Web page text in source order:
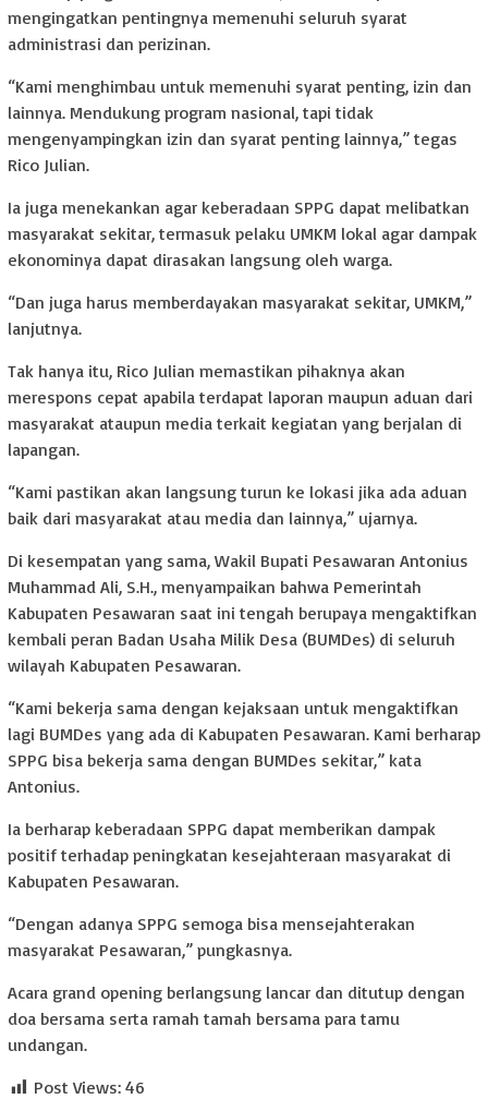
mengingatkan pentingnya memenuhi seluruh syarat
administrasi dan perizinan.
“Kami menghimbau untuk memenuhi syarat penting, izin dan
lainnya. Mendukung program nasional, tapi tidak
mengenyampingkan izin dan syarat penting lainnya,” tegas
Rico Julian.
Ia juga menekankan agar keberadaan SPPG dapat melibatkan
masyarakat sekitar, termasuk pelaku UMKM lokal agar dampak
ekonominya dapat dirasakan langsung oleh warga.
“Dan juga harus memberdayakan masyarakat sekitar, UMKM,”
lanjutnya.
Tak hanya itu, Rico Julian memastikan pihaknya akan
merespons cepat apabila terdapat laporan maupun aduan dari
masyarakat ataupun media terkait kegiatan yang berjalan di
lapangan.
“Kami pastikan akan langsung turun ke lokasi jika ada aduan
baik dari masyarakat atau media dan lainnya,” ujarnya.
Di kesempatan yang sama, Wakil Bupati Pesawaran Antonius
Muhammad Ali, S.H., menyampaikan bahwa Pemerintah
Kabupaten Pesawaran saat ini tengah berupaya mengaktifkan
kembali peran Badan Usaha Milik Desa (BUMDes) di seluruh
wilayah Kabupaten Pesawaran.
“Kami bekerja sama dengan kejaksaan untuk mengaktifkan
lagi BUMDes yang ada di Kabupaten Pesawaran. Kami berharap
SPPG bisa bekerja sama dengan BUMDes sekitar,” kata
Antonius.
Ia berharap keberadaan SPPG dapat memberikan dampak
positif terhadap peningkatan kesejahteraan masyarakat di
Kabupaten Pesawaran.
“Dengan adanya SPPG semoga bisa mensejahterakan
masyarakat Pesawaran,” pungkasnya.
Acara grand opening berlangsung lancar dan ditutup dengan
doa bersama serta ramah tamah bersama para tamu
undangan.
Post Views: 46